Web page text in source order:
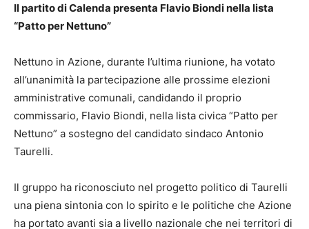
Il partito di Calenda presenta Flavio Biondi nella lista
“Patto per Nettuno”
Nettuno in Azione, durante l’ultima riunione, ha votato
all’unanimità la partecipazione alle prossime elezioni
amministrative comunali, candidando il proprio
commissario, Flavio Biondi, nella lista civica “Patto per
Nettuno” a sostegno del candidato sindaco Antonio
Taurelli.
Il gruppo ha riconosciuto nel progetto politico di Taurelli
una piena sintonia con lo spirito e le politiche che Azione
ha portato avanti sia a livello nazionale che nei territori di